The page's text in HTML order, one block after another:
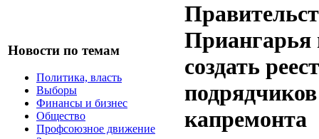
Новости по темам
Политика, власть
Выборы
Финансы и бизнес
Общество
Профсоюзное движение
Приангарья
создать
капремонта